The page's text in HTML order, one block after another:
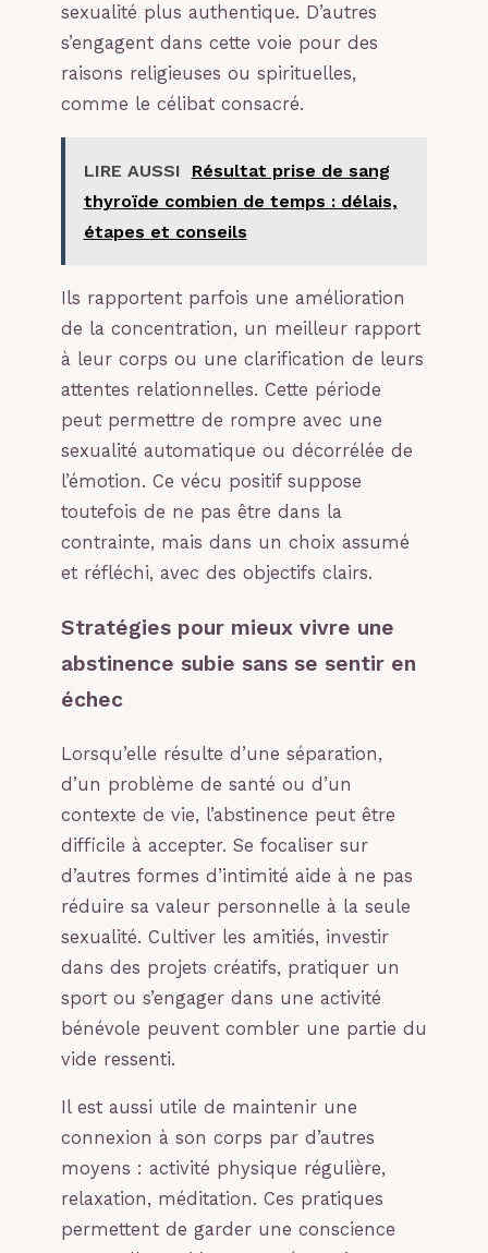
sexualité plus authentique. D’autres
s’engagent dans cette voie pour des
raisons religieuses ou spirituelles,
comme le célibat consacré.
LIRE AUSSI
Résultat prise de sang
thyroïde combien de temps : délais,
étapes et conseils
Ils rapportent parfois une amélioration
de la concentration, un meilleur rapport
à leur corps ou une clarification de leurs
attentes relationnelles. Cette période
peut permettre de rompre avec une
sexualité automatique ou décorrélée de
l’émotion. Ce vécu positif suppose
toutefois de ne pas être dans la
contrainte, mais dans un choix assumé
et réfléchi, avec des objectifs clairs.
Stratégies pour mieux vivre une
abstinence subie sans se sentir en
échec
Lorsqu’elle résulte d’une séparation,
d’un problème de santé ou d’un
contexte de vie, l’abstinence peut être
difficile à accepter. Se focaliser sur
d’autres formes d’intimité aide à ne pas
réduire sa valeur personnelle à la seule
sexualité. Cultiver les amitiés, investir
dans des projets créatifs, pratiquer un
sport ou s’engager dans une activité
bénévole peuvent combler une partie du
vide ressenti.
Il est aussi utile de maintenir une
connexion à son corps par d’autres
moyens : activité physique régulière,
relaxation, méditation. Ces pratiques
permettent de garder une conscience